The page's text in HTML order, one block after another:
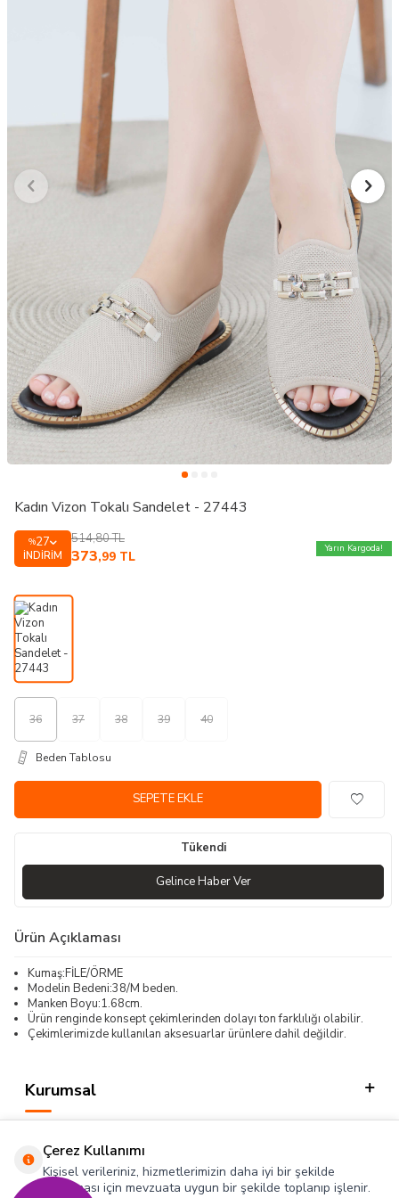
Kadın Vizon Tokalı Sandelet - 27443
%27
İNDIRIM
514,80TL
373,99 TL
Yarın Kargoda!
36 37 38 39 40
Beden Tablosu
SEPETE EKLE
Tükendi
Gelince Haber Ver
Ürün Açıklaması
Kumaş:FİLE/ÖRME
Modelin Bedeni:38/M beden.
Manken Boyu:1.68cm.
Ürün renginde konsept çekimlerinden dolayı ton farklılığı olabilir.
Çekimlerimizde kullanılan aksesuarlar ürünlere dahil değildir.
Kurumsal
Hızlı Erişim
Çerez Kullanımı
Kişisel verileriniz, hizmetlerimizin daha iyi bir şekilde
sunulması için mevzuata uygun bir şekilde toplanıp işlenir.